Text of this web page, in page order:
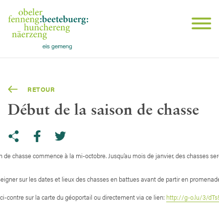
RETOUR
Début de la saison de chasse
Share on facebook
chasse commence à la mi-octobre. Jusqu’au mois de janvier, des chasses
sur les dates et lieux des chasses en battues avant de partir en
contre sur la carte du géoportail ou directement via ce lien: http://g-o.lu/3/